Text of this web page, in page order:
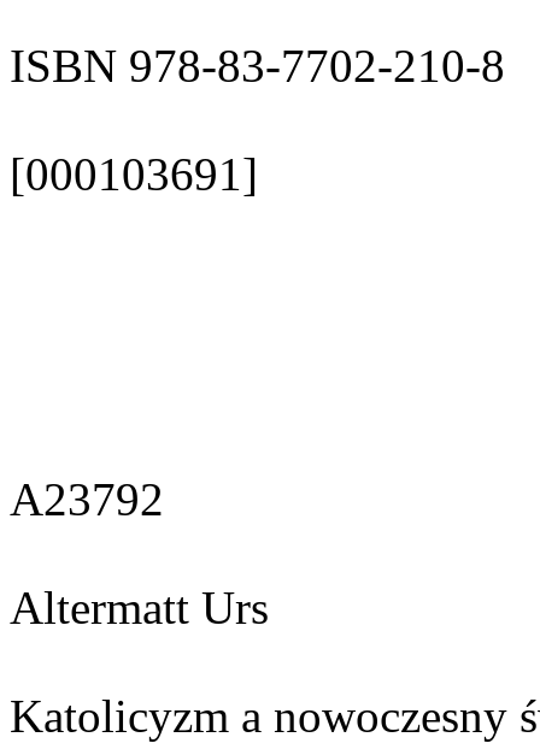
ISBN 978-83-7702-210-8
[000103691]
A23792
Altermatt Urs
Katolicyzm a nowoczesny